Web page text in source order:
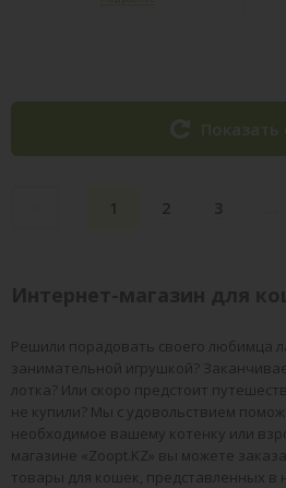
1 2 3
Решили порадовать своего любимца
занимательной игрушкой?
лотка? Или скоро предстоит
не купили? Мы с удовольствием
необходимое вашему котенку или
магазине «Zoopt.KZ» вы можете
товары для кошек, представленных в